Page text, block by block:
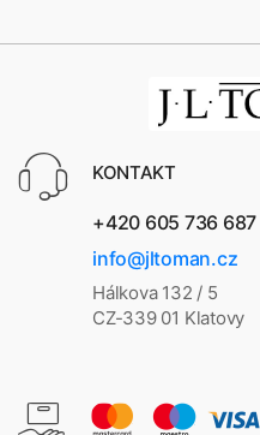
KONTAKT
+420 605 736 687
info@jltoman.cz
Hálkova 132 / 5
CZ-339 01 Klatovy